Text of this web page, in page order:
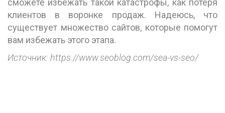
сможете избежать такой катастрофы, как потеря
клиентов в воронке продаж. Надеюсь, что
существует множество сайтов, которые помогут
вам избежать этого этапа.
Источник: https://www.seoblog.com/sea-vs-seo/